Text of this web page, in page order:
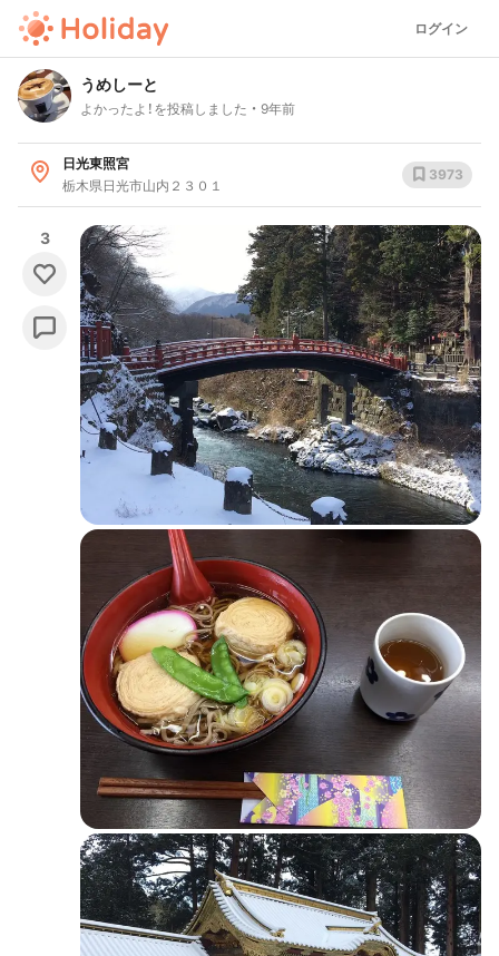
ログイン
うめしーと
よかったよ！を投稿しました 9年前
日光東照宮
栃木県日光市山内２３０１
3973
3